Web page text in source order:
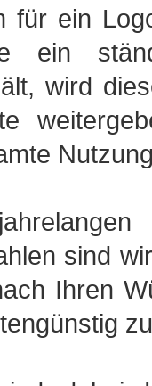
für ein
ein
wird
sind
Ihren